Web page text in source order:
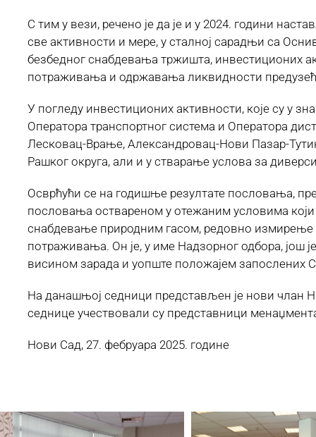
С тим у вези, речено је да је и у 2024. години
све активности и мере, у сталној сарадњи са
безбедног снабдевања тржишта, инвестиционих
потраживања и одржавања ликвидности
У погледу инвестиционих активности, које су у
Оператора транспортног система и Оператора
Лесковац-Врање, Александровац-Нови Пазар-
Рашког округа, али и у стварање услова за
Осврћући се на годишње резултате пословања,
пословања оствареном у отежаним условима
снабдевање природним гасом, редовно измирење
потраживања. Он је, у име Надзорног одбора,
висином зарада и уопште положајем запослених
На данашњој седници представљен је нови члан
седнице учествовали су представници
Нови Сад, 27. фебруара 2025.